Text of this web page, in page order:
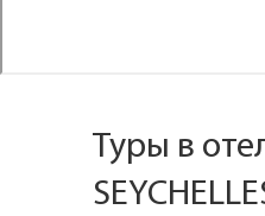
Туры в